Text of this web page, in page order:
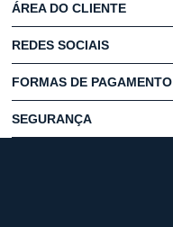
ÁREA DO CLIENTE
REDES SOCIAIS
FORMAS DE PAGAMENTO
SEGURANÇA